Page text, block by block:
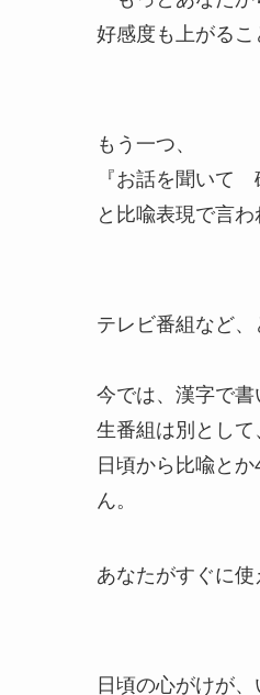
好感度も上がるこ
もう一つ、
『お話を聞いて
と比喩表現で言
テレビ番組など、
今では、漢字で
生番組は別として
日頃から比喩と
ん。
あなたがすぐに
日頃の心がけが、